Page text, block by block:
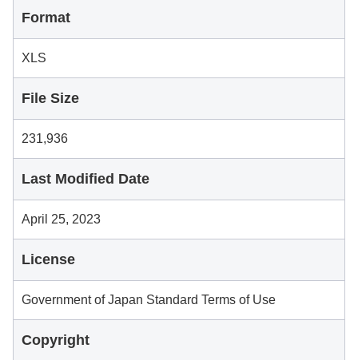
Format
XLS
File Size
231,936
Last Modified Date
April 25, 2023
License
Government of Japan Standard Terms of Use
Copyright